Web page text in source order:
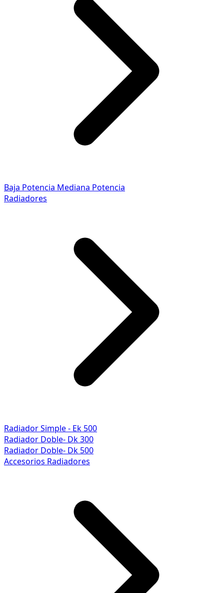
Baja Potencia Mediana Potencia
Radiadores
Radiador Simple - Ek 500
Radiador Doble- Dk 300
Radiador Doble- Dk 500
Accesorios Radiadores